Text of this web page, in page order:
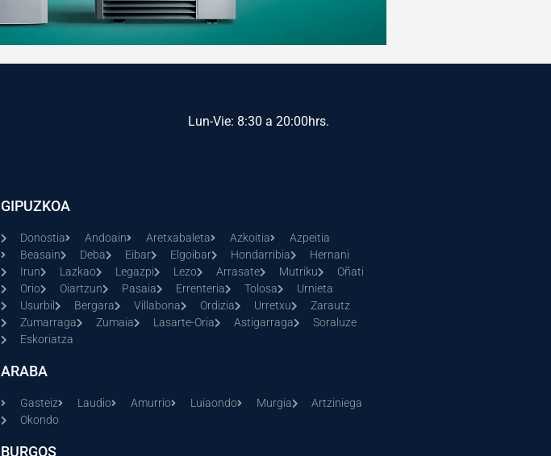
Lun-Vie: 8:30 a 20:00hrs.
GIPUZKOA
Donostia Andoain Aretxabaleta Azkoitia
Azpeitia
Beasain
Deba Eibar Elgoibar Hondarribia
Hernani
Irun
Lazkao Legazpi Lezo Arrasate Mutriku
Oñati
Orio
Oiartzun Pasaia Errenteria Tolosa
Urnieta
Usurbil
Bergara Villabona Ordizia Urretxu
Zarautz
Zumarraga
Zumaia Lasarte-Oria Astigarraga
Soraluze
Eskoriatza
ARABA
Gasteiz Laudio Amurrio Luiaondo Murgia
Artziniega
Okondo
BURGOS